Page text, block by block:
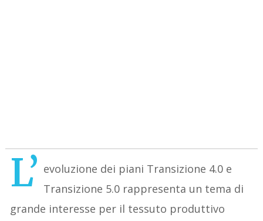
L’ evoluzione dei piani Transizione 4.0 e
Transizione 5.0 rappresenta un tema di
grande interesse per il tessuto produttivo